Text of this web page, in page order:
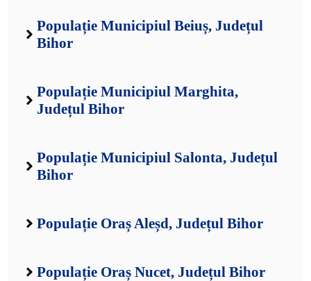
Populație Municipiul Beiuș, Județul
Bihor
Populație Municipiul Marghita,
Județul Bihor
Populație Municipiul Salonta, Județul
Bihor
Populație Oraș Aleșd, Județul Bihor
Populație Oraș Nucet, Județul Bihor